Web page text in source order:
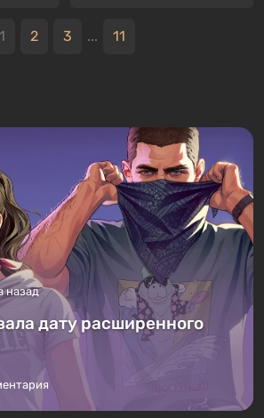
1 2 3 ... 11
назад
дату расширенного